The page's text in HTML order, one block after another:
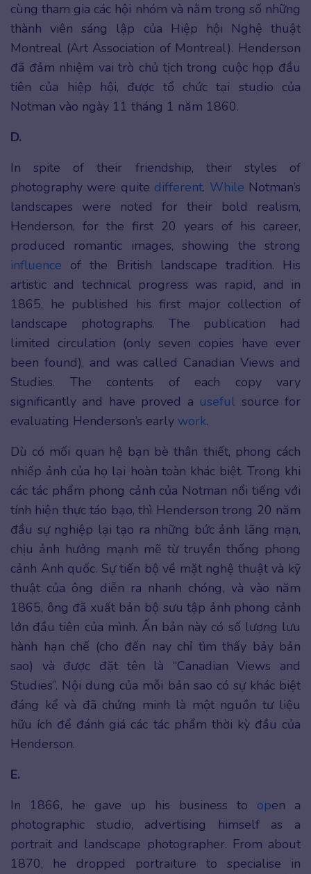
cùng tham gia các hội nhóm và nằm trong số những
thành viên sáng lập của Hiệp hội Nghệ thuật
Montreal (Art Association of Montreal). Henderson
đã đảm nhiệm vai trò chủ tịch trong cuộc họp đầu
tiên của hiệp hội, được tổ chức tại studio của
Notman vào ngày 11 tháng 1 năm 1860.
D.
In spite of their friendship, their styles of
photography were quite different. While Notman’s
landscapes were noted for their bold realism,
Henderson, for the first 20 years of his career,
produced romantic images, showing the strong
influence of the British landscape tradition. His
artistic and technical progress was rapid, and in
1865, he published his first major collection of
landscape photographs. The publication had
limited circulation (only seven copies have ever
been found), and was called Canadian Views and
Studies. The contents of each copy vary
significantly and have proved a useful source for
evaluating Henderson’s early work.
Dù có mối quan hệ bạn bè thân thiết, phong cách
nhiếp ảnh của họ lại hoàn toàn khác biệt. Trong khi
các tác phẩm phong cảnh của Notman nổi tiếng với
tính hiện thực táo bạo, thì Henderson trong 20 năm
đầu sự nghiệp lại tạo ra những bức ảnh lãng mạn,
chịu ảnh hưởng mạnh mẽ từ truyền thống phong
cảnh Anh quốc. Sự tiến bộ về mặt nghệ thuật và kỹ
thuật của ông diễn ra nhanh chóng, và vào năm
1865, ông đã xuất bản bộ sưu tập ảnh phong cảnh
lớn đầu tiên của mình. Ấn bản này có số lượng lưu
hành hạn chế (cho đến nay chỉ tìm thấy bảy bản
sao) và được đặt tên là “Canadian Views and
Studies”. Nội dung của mỗi bản sao có sự khác biệt
đáng kể và đã chứng minh là một nguồn tư liệu
hữu ích để đánh giá các tác phẩm thời kỳ đầu của
Henderson.
E.
In 1866, he gave up his business to open a
photographic studio, advertising himself as a
portrait and landscape photographer. From about
1870, he dropped portraiture to specialise in